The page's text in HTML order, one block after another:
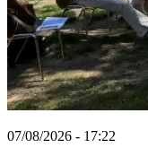
07/08/2026 - 17:22